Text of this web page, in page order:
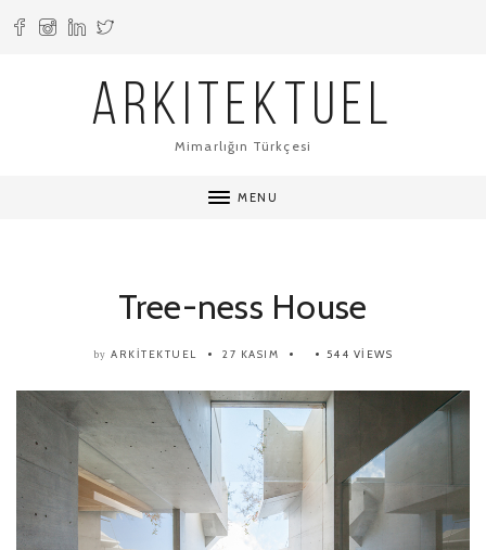
ARKITEKTUEL
Mimarlığın Türkçesi
MENU
Tree-ness House
by ARKITEKTUEL 27 KASIM 544 VIEWS